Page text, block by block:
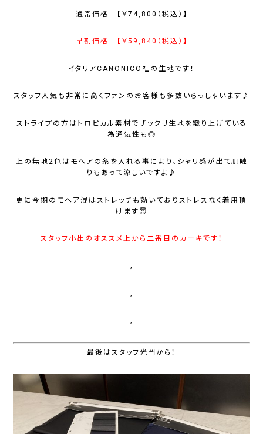
通常価格 【￥74,800（税込）】
早割価格 【￥59,840（税込）】
イタリアCANONICO社の生地です！
スタッフ人気も非常に高くファンのお客様も多数いらっしゃいます♪
ストライプの方はトロピカル素材でザックリ生地を織り上げている
為通気性も◎
上の無地2色はモヘアの糸を入れる事により、シャリ感が出て肌触
りもあって涼しいですよ♪
更に今期のモヘア混はストレッチも効いておりストレスなく着用頂
けます😇
スタッフ小出のオススメ上から二番目のカーキです！
,
,
,
最後はスタッフ光岡から！